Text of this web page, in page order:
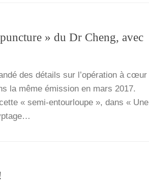
» du Dr Cheng, avec
des détails sur l’o­pé­ra­tion à cœur
la même émis­sion en mars 2017.
« semi-entour­­loupe », dans « Une